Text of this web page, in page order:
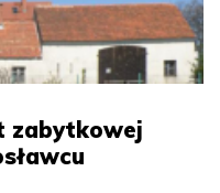
zabytkowej